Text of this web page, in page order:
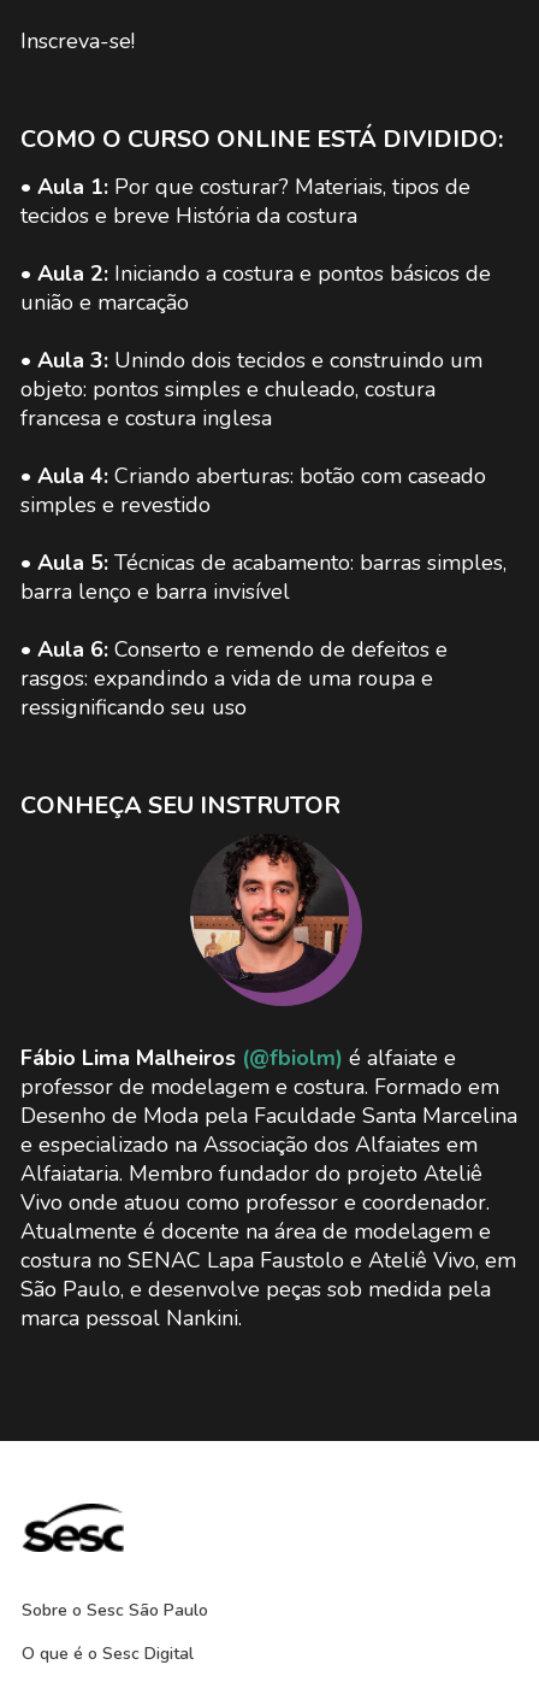
Inscreva-se!
COMO O CURSO ONLINE ESTÁ DIVIDIDO:
• Aula 1: Por que costurar? Materiais, tipos de
tecidos e breve História da costura
• Aula 2: Iniciando a costura e pontos básicos de
união e marcação
• Aula 3: Unindo dois tecidos e construindo um
objeto: pontos simples e chuleado, costura
francesa e costura inglesa
• Aula 4: Criando aberturas: botão com caseado
simples e revestido
• Aula 5: Técnicas de acabamento: barras simples,
barra lenço e barra invisível
• Aula 6: Conserto e remendo de defeitos e
rasgos: expandindo a vida de uma roupa e
ressignificando seu uso
CONHEÇA SEU INSTRUTOR
Fábio Lima Malheiros (@fbiolm) é alfaiate e
professor de modelagem e costura. Formado em
Desenho de Moda pela Faculdade Santa Marcelina
e especializado na Associação dos Alfaiates em
Alfaiataria. Membro fundador do projeto Ateliê
Vivo onde atuou como professor e coordenador.
Atualmente é docente na área de modelagem e
costura no SENAC Lapa Faustolo e Ateliê Vivo, em
São Paulo, e desenvolve peças sob medida pela
marca pessoal Nankini.
Sobre o Sesc São Paulo
O que é o Sesc Digital